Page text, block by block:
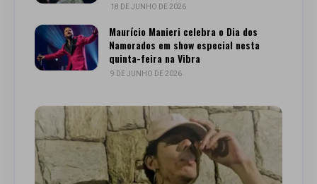
18 DE JUNHO DE 2026
Maurício Manieri celebra o Dia dos
Namorados em show especial nesta
quinta-feira na Vibra
9 DE JUNHO DE 2026